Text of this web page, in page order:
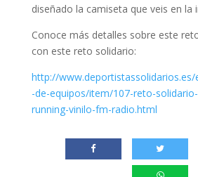
diseñado la camiseta que veis en la
Conoce más detalles sobre este
con este reto solidario:
http://
-de-equipos/item/107-reto-
running-vinilo-fm-radio.html